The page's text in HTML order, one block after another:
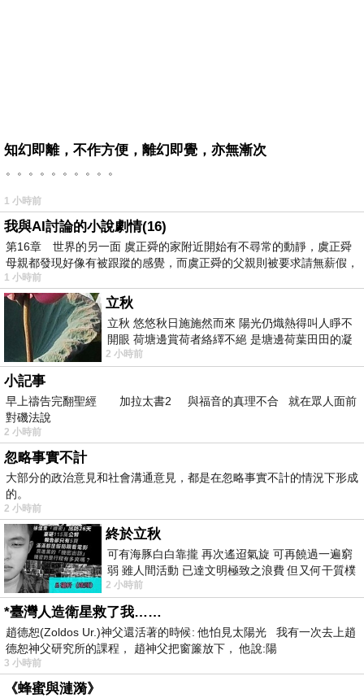
知幻即離，不作方便，離幻即覺，亦無漸次
。。。。。。。。。。
1 小時前
我與AI討論的小說劇情(16)
第16章 世界的另一面 虞正舜的家附近開始有不尋常的動靜，虞正舜
母親都發現好像有被跟蹤的感覺，而虞正舜的父親則被要求請無薪假，
1 小時前
立秋
立秋 悠悠秋日施施然而來 陽光仍熾熱得叫人睜不
開眼 荷塘邊賞荷者絡繹不絕 是塘邊荷葉田田的凝
望 風中飄逸的是映日荷花別樣紅
2 小時前
小記事
早上禱告完翻聖經 加拉太書2 與福音的真理不合 就在眾人面前
對磯法說
2 小時前
忽略事實不計
大部分的政治意見和社會溝通意見，都是在忽略事實不計的情況下形成
的。
2 小時前
終於立秋
可有海豚白白靠攏 再次遙迢氣旋 可再饒過一遍窮
弱 雖人間活動 已達文明極致之浪費 但又何干質樸
者 只能白白陪葬
2 小時前
*臺灣人造衛星救了我……
趙德恕(Zoldos Ur.)神父還活著的時候: 他怕見太陽光 我有一次去上趙
德恕神父研究所的課程， 趙神父把窗簾放下， 他說:陽
3 小時前
《蜂蜜與漣漪》